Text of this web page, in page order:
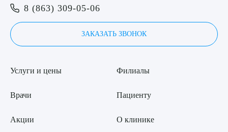
8 (863) 309-05-06
ЗАКАЗАТЬ ЗВОНОК
Услуги и цены
Врачи
Акции
Филиалы
Пациенту
О клинике